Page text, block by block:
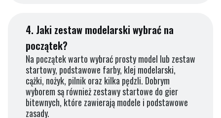
4. Jaki zestaw modelarski wybrać na
początek?
Na początek warto wybrać prosty model lub zestaw
startowy, podstawowe farby, klej modelarski,
cążki, nożyk, pilnik oraz kilka pędzli. Dobrym
wyborem są również zestawy startowe do gier
bitewnych, które zawierają modele i podstawowe
zasady.